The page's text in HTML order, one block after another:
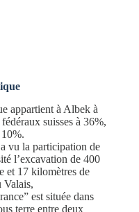
appartient à Albek à
suisses à 36%,
vu la participation de
l’excavation de 400
et 17 kilomètres de
Valais,
est située dans
terre entre deux